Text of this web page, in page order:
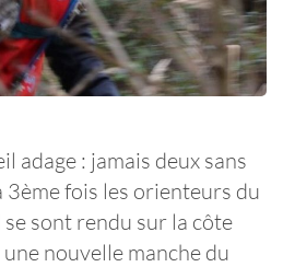
adage : jamais deux sans
fois les orienteurs du
sont rendu sur la côte
nouvelle manche du